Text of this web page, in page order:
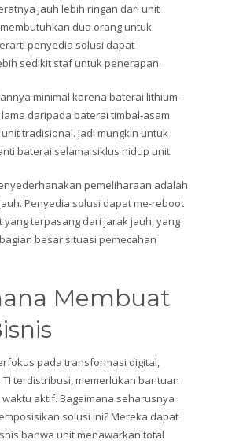
jauh lebih ringan dari unit
dua orang untuk
penyedia solusi dapat
sedikit staf untuk penerapan.
minimal karena baterai lithium-
daripada baterai timbal-asam
tradisional. Jadi mungkin untuk
baterai selama siklus hidup unit.
pemeliharaan adalah
Penyedia solusi dapat me-reboot
terpasang dari jarak jauh, yang
besar situasi pemecahan
Membuat
pada transformasi digital,
terdistribusi, memerlukan bantuan
aktif. Bagaimana seharusnya
solusi ini? Mereka dapat
bahwa unit menawarkan total